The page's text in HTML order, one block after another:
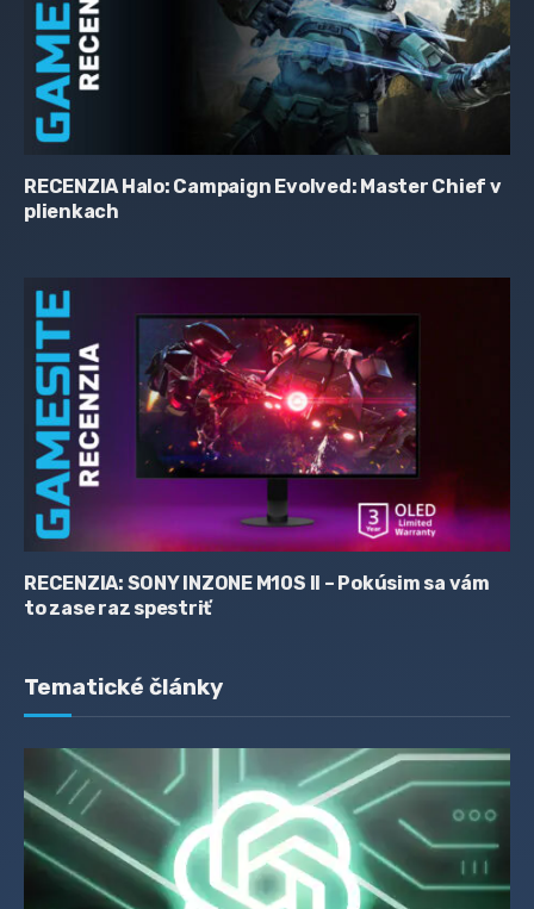
RECENZIA Halo: Campaign Evolved: Master Chief v
plienkach
RECENZIA: SONY INZONE M10S II – Pokúsim sa vám
to zase raz spestriť
Tematické články